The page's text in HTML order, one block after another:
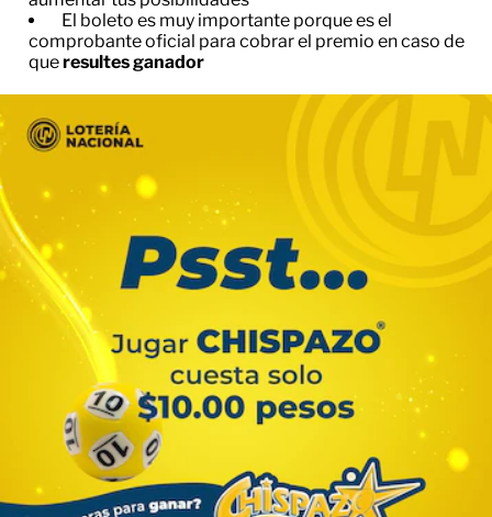
El boleto es muy importante porque es el
comprobante oficial para cobrar el premio en caso de
queresultes ganador